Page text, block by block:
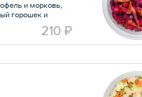
и морковь,
горошек и
придают
Все
винегретным
масла
210 ₽